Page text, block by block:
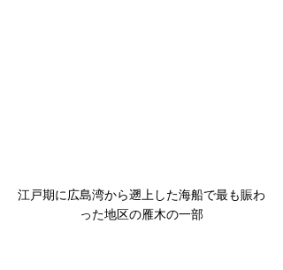
江戸期に広島湾から遡上した海船で最も賑わ
った地区の雁木の一部